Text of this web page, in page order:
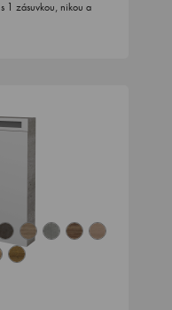
1 zásuvkou, nikou a